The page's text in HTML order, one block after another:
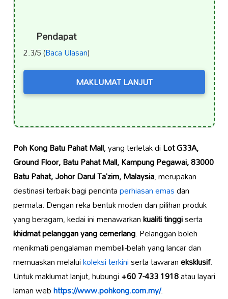
Pendapat
2.3/5 (Baca Ulasan)
MAKLUMAT LANJUT
Poh Kong Batu Pahat Mall, yang terletak diLot G33A,
Ground Floor, Batu Pahat Mall, Kampung Pegawai, 83000
Batu Pahat, Johor Darul Ta’zim, Malaysia, merupakan
destinasi terbaik bagi pencintaperhiasan emasdan
permata. Dengan reka bentuk moden dan pilihan produk
yang beragam, kedai ini menawarkankualiti tinggiserta
khidmat pelanggan yang cemerlang. Pelanggan boleh
menikmati pengalaman membeli-belah yang lancar dan
memuaskan melaluikoleksi terkiniserta tawaraneksklusif.
Untuk maklumat lanjut, hubungi+60 7-433 1918atau layari
laman webhttps://www.pohkong.com.my/.